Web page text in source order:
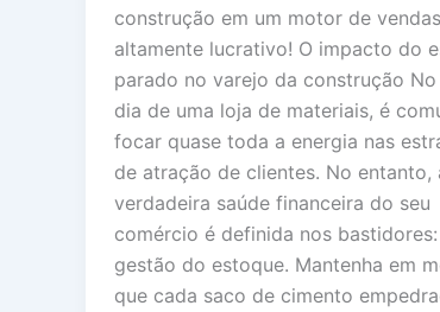
construção em um motor de vendas
altamente lucrativo! O impacto do
parado no varejo da construção No
dia de uma loja de materiais, é
focar quase toda a energia nas
de atração de clientes. No entanto,
verdadeira saúde financeira do seu
comércio é definida nos bastidores:
gestão do estoque. Mantenha em
que cada saco de cimento